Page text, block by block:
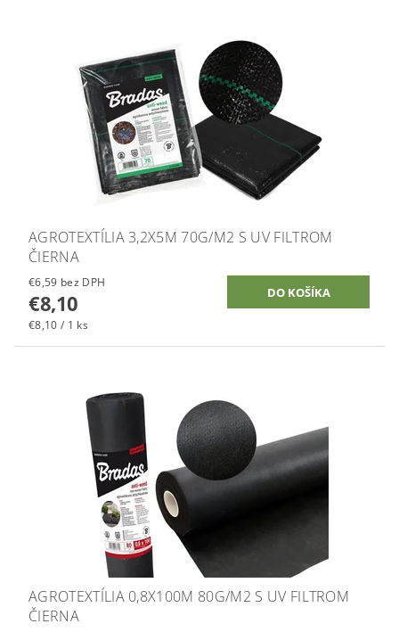
AGROTEXTÍLIA 3,2X5M 70G/M2 S UV FILTROM
ČIERNA
€6,59 bez DPH
€8,10
€8,10 / 1 ks
AGROTEXTÍLIA 0,8X100M 80G/M2 S UV FILTROM
ČIERNA